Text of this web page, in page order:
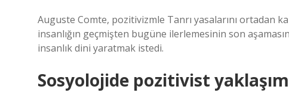
Auguste Comte, pozitivizmle Tanrı yasalarını ortadan
insanlığın geçmişten bugüne ilerlemesinin son
insanlık dini yaratmak istedi.
Sosyolojide pozitivist